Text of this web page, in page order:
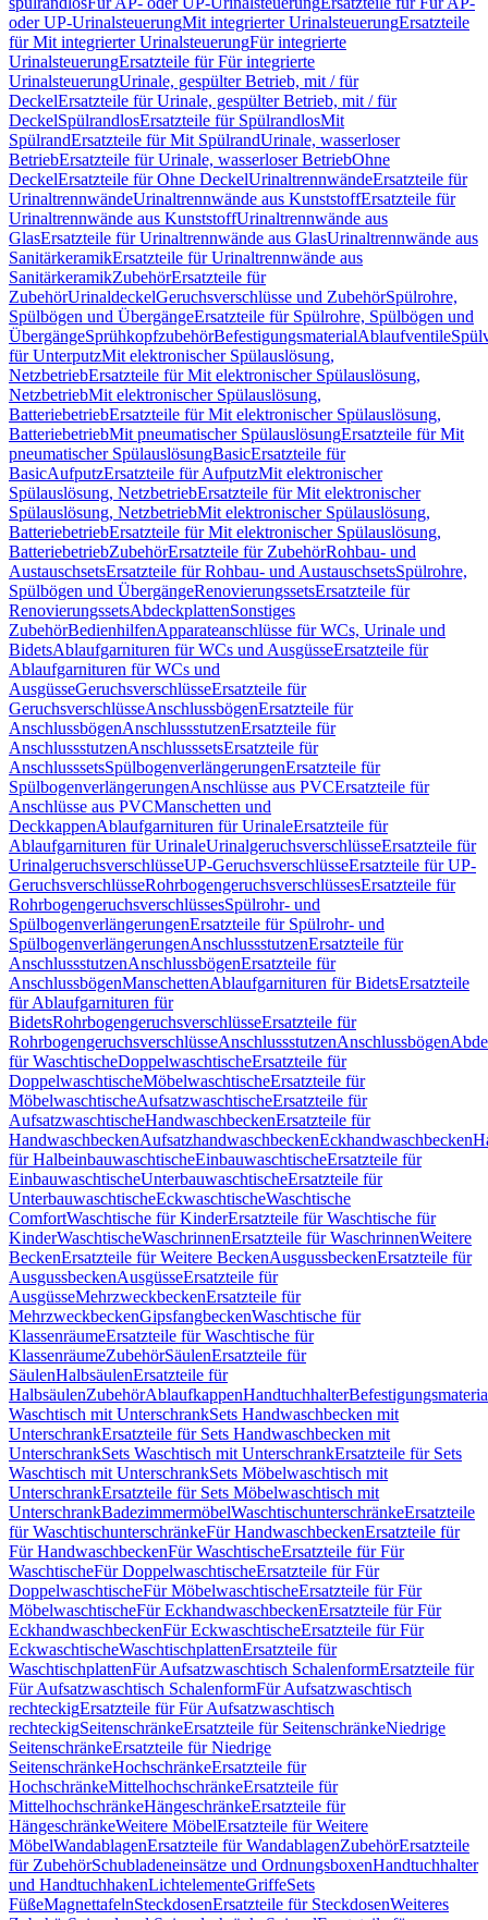
oder UP-UrinalsteuerungMit integrierter UrinalsteuerungErsatzteile
für Mit integrierter UrinalsteuerungFür integrierte
UrinalsteuerungErsatzteile für Für integrierte
UrinalsteuerungUrinale, gespülter Betrieb, mit / für
DeckelErsatzteile für Urinale, gespülter Betrieb, mit / für
DeckelSpülrandlosErsatzteile für SpülrandlosMit
SpülrandErsatzteile für Mit SpülrandUrinale, wasserloser
BetriebErsatzteile für Urinale, wasserloser BetriebOhne
DeckelErsatzteile für Ohne DeckelUrinaltrennwändeErsatzteile für
UrinaltrennwändeUrinaltrennwände aus KunststoffErsatzteile für
Urinaltrennwände aus KunststoffUrinaltrennwände aus
GlasErsatzteile für Urinaltrennwände aus GlasUrinaltrennwände aus
SanitärkeramikErsatzteile für Urinaltrennwände aus
SanitärkeramikZubehörErsatzteile für
ZubehörUrinaldeckelGeruchsverschlüsse und ZubehörSpülrohre,
Spülbögen und ÜbergängeErsatzteile für Spülrohre, Spülbögen und
ÜbergängeSprühkopfzubehörBefestigungsmaterialAblaufventile
für UnterputzMit elektronischer Spülauslösung,
NetzbetriebErsatzteile für Mit elektronischer Spülauslösung,
NetzbetriebMit elektronischer Spülauslösung,
BatteriebetriebErsatzteile für Mit elektronischer Spülauslösung,
BatteriebetriebMit pneumatischer SpülauslösungErsatzteile für Mit
pneumatischer SpülauslösungBasicErsatzteile für
BasicAufputzErsatzteile für AufputzMit elektronischer
Spülauslösung, NetzbetriebErsatzteile für Mit elektronischer
Spülauslösung, NetzbetriebMit elektronischer Spülauslösung,
BatteriebetriebErsatzteile für Mit elektronischer Spülauslösung,
BatteriebetriebZubehörErsatzteile für ZubehörRohbau- und
AustauschsetsErsatzteile für Rohbau- und AustauschsetsSpülrohre,
Spülbögen und ÜbergängeRenovierungssetsErsatzteile für
RenovierungssetsAbdeckplattenSonstiges
ZubehörBedienhilfenApparateanschlüsse für WCs, Urinale und
BidetsAblaufgarnituren für WCs und AusgüsseErsatzteile für
Ablaufgarnituren für WCs und
AusgüsseGeruchsverschlüsseErsatzteile für
GeruchsverschlüsseAnschlussbögenErsatzteile für
AnschlussbögenAnschlussstutzenErsatzteile für
AnschlussstutzenAnschlusssetsErsatzteile für
AnschlusssetsSpülbogenverlängerungenErsatzteile für
SpülbogenverlängerungenAnschlüsse aus PVCErsatzteile für
Anschlüsse aus PVCManschetten und
DeckkappenAblaufgarnituren für UrinaleErsatzteile für
Ablaufgarnituren für UrinaleUrinalgeruchsverschlüsseErsatzteile für
UrinalgeruchsverschlüsseUP-GeruchsverschlüsseErsatzteile für UP-
GeruchsverschlüsseRohrbogengeruchsverschlüssesErsatzteile für
RohrbogengeruchsverschlüssesSpülrohr- und
SpülbogenverlängerungenErsatzteile für Spülrohr- und
SpülbogenverlängerungenAnschlussstutzenErsatzteile für
AnschlussstutzenAnschlussbögenErsatzteile für
AnschlussbögenManschettenAblaufgarnituren für BidetsErsatzteile
für Ablaufgarnituren für
BidetsRohrbogengeruchsverschlüsseErsatzteile für
RohrbogengeruchsverschlüsseAnschlussstutzenAnschlussbögen
für WaschtischeDoppelwaschtischeErsatzteile für
DoppelwaschtischeMöbelwaschtischeErsatzteile für
MöbelwaschtischeAufsatzwaschtischeErsatzteile für
AufsatzwaschtischeHandwaschbeckenErsatzteile für
HandwaschbeckenAufsatzhandwaschbeckenEckhandwaschbecken
für HalbeinbauwaschtischeEinbauwaschtischeErsatzteile für
EinbauwaschtischeUnterbauwaschtischeErsatzteile für
UnterbauwaschtischeEckwaschtischeWaschtische
ComfortWaschtische für KinderErsatzteile für Waschtische für
KinderWaschtischeWaschrinnenErsatzteile für WaschrinnenWeitere
BeckenErsatzteile für Weitere BeckenAusgussbeckenErsatzteile für
AusgussbeckenAusgüsseErsatzteile für
AusgüsseMehrzweckbeckenErsatzteile für
MehrzweckbeckenGipsfangbeckenWaschtische für
KlassenräumeErsatzteile für Waschtische für
KlassenräumeZubehörSäulenErsatzteile für
SäulenHalbsäulenErsatzteile für
HalbsäulenZubehörAblaufkappenHandtuchhalter
Waschtisch mit UnterschrankSets Handwaschbecken mit
UnterschrankErsatzteile für Sets Handwaschbecken mit
UnterschrankSets Waschtisch mit UnterschrankErsatzteile für Sets
Waschtisch mit UnterschrankSets Möbelwaschtisch mit
UnterschrankErsatzteile für Sets Möbelwaschtisch mit
UnterschrankBadezimmermöbelWaschtischunterschränkeErsatzteile
für WaschtischunterschränkeFür HandwaschbeckenErsatzteile für
Für HandwaschbeckenFür WaschtischeErsatzteile für Für
WaschtischeFür DoppelwaschtischeErsatzteile für Für
DoppelwaschtischeFür MöbelwaschtischeErsatzteile für Für
MöbelwaschtischeFür EckhandwaschbeckenErsatzteile für Für
EckhandwaschbeckenFür EckwaschtischeErsatzteile für Für
EckwaschtischeWaschtischplattenErsatzteile für
WaschtischplattenFür Aufsatzwaschtisch SchalenformErsatzteile für
Für Aufsatzwaschtisch SchalenformFür Aufsatzwaschtisch
rechteckigErsatzteile für Für Aufsatzwaschtisch
rechteckigSeitenschränkeErsatzteile für SeitenschränkeNiedrige
SeitenschränkeErsatzteile für Niedrige
SeitenschränkeHochschränkeErsatzteile für
HochschränkeMittelhochschränkeErsatzteile für
MittelhochschränkeHängeschränkeErsatzteile für
HängeschränkeWeitere MöbelErsatzteile für Weitere
MöbelWandablagenErsatzteile für WandablagenZubehörErsatzteile
für ZubehörSchubladeneinsätze und OrdnungsboxenHandtuchhalter
und HandtuchhakenLichtelementeGriffeSets
FüßeMagnettafelnSteckdosenErsatzteile für SteckdosenWeiteres